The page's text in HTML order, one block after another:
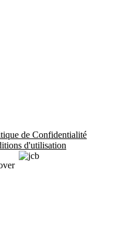
de Confidentialité
d'utilisation